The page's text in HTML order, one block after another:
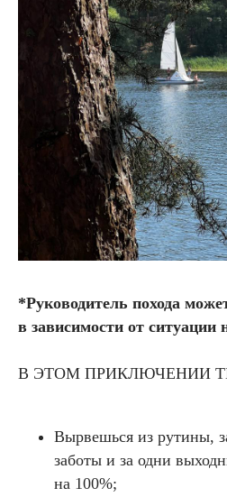
*Руководитель похода
в зависимости от ситуации
В ЭТОМ ПРИКЛЮЧЕНИИ
Вырвешься из рутины,
заботы и за одни
на 100%;